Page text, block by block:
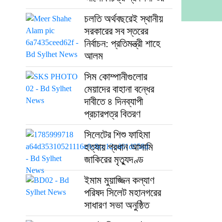
চলতি অর্থবছরেই স্থানীয়
সরকারের সব স্তরের
নির্বাচন: প্রতিমন্ত্রী শাহে
আলম
সিম কোম্পানীগুলোর
মেয়াদের বাহানা বন্ধের
দাবীতে ৪ দিনব্যাপী
প্রচারপত্র বিতরণ
সিলেটের শিশু ফাহিমা
হত্যায় প্রধান আসামি
জাকিরের মৃত্যুদণ্ড
ইমাম মুয়াজ্জিন কল্যাণ
পরিষদ সিলেট মহানগরের
সাধারণ সভা অনুষ্ঠিত